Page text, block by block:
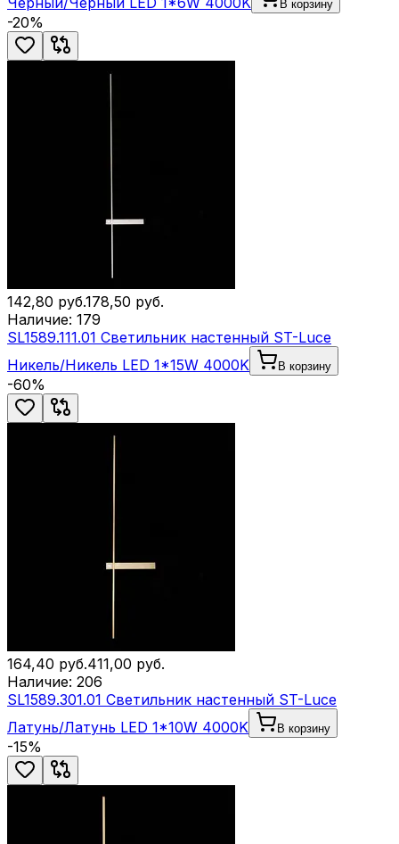
В корзину
-20%
142,80 руб.178,50 руб.
Наличие: 179
SL1589.111.01 Светильник настенный ST-Luce
Никель/Никель LED 1*15W 4000K
В корзину
-60%
164,40 руб.411,00 руб.
Наличие: 206
SL1589.301.01 Светильник настенный ST-Luce
Латунь/Латунь LED 1*10W 4000K
В корзину
-15%